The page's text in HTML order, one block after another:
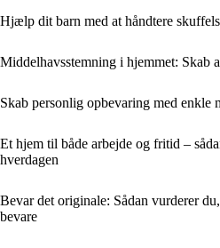
Hjælp dit barn med at håndtere
Middelhavsstemning i hjemmet: Skab
Skab personlig opbevaring med enkle
Et hjem til både arbejde og fritid –
hverdagen
Bevar det originale: Sådan vurderer
bevare